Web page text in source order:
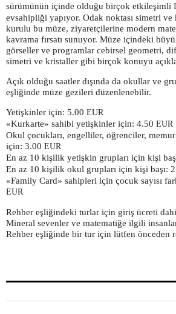
sürümünün içinde olduğu birçok etkileşimli
evsahipliği yapıyor. Odak noktası simetri
kurulu bu müze, ziyaretçilerine modern
kavrama fırsatı sunuyor. Müze içindeki
görseller ve programlar cebirsel geometri,
simetri ve kristaller gibi birçok konuyu
Açık olduğu saatler dışında da okullar ve
eşliğinde müze gezileri düzenlenebilir.
Yetişkinler için: 5.00 EUR
«Kurkarte» sahibi yetişkinler için: 4.50 EUR
Okul çocukları, engelliler, öğrenciler,
için: 3.00 EUR
En az 10 kişilik yetişkin grupları için kişi
En az 10 kişilik okul grupları için kişi başı:
«Family Card» sahipleri için çocuk sayısı
EUR
Rehber eşliğindeki turlar için giriş ücreti
Mineral sevenler ve matematiğe ilgili
Rehber eşliğinde bir tur için lütfen önceden